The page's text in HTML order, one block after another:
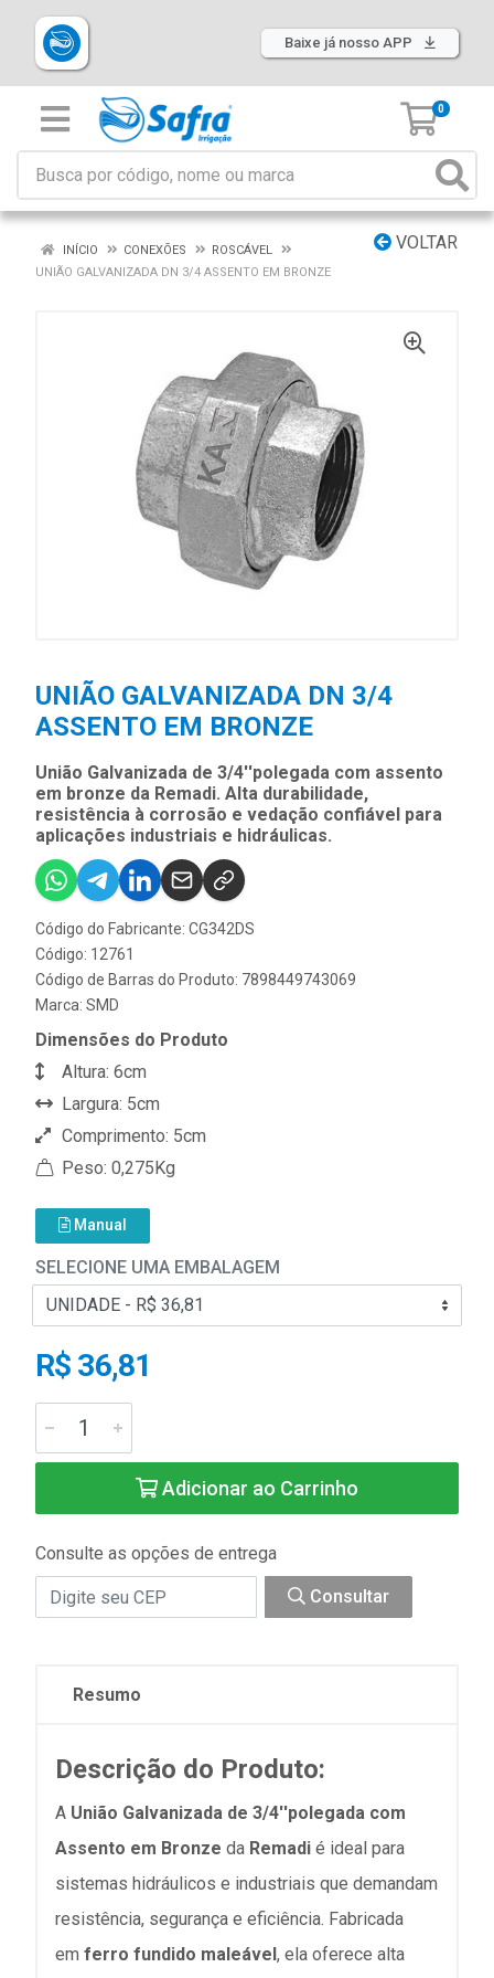
Baixe já nosso APP
0
VOLTAR
INÍCIO CONEXÕES
ROSCÁVEL
UNIÃO GALVANIZADA DN 3/4 ASSENTO EM BRONZE
UNIÃO GALVANIZADA DN 3/4
ASSENTO EM BRONZE
União Galvanizada de 3/4''polegada com assento
em bronze da Remadi. Alta durabilidade,
resistência à corrosão e vedação confiável para
aplicações industriais e hidráulicas.
Código do Fabricante: CG342DS
Código: 12761
Código de Barras do Produto: 7898449743069
Marca: SMD
Dimensões do Produto
Altura: 6cm
Largura: 5cm
Comprimento: 5cm
Peso: 0,275Kg
Manual
SELECIONE UMA EMBALAGEM
R$ 36,81
Adicionar ao Carrinho
Consulte as opções de entrega
Consultar
Resumo
Descrição do Produto:
A União Galvanizada de 3/4''polegada com
Assento em Bronze da Remadi é ideal para
sistemas hidráulicos e industriais que demandam
resistência, segurança e eficiência. Fabricada
em ferro fundido maleável, ela oferece alta